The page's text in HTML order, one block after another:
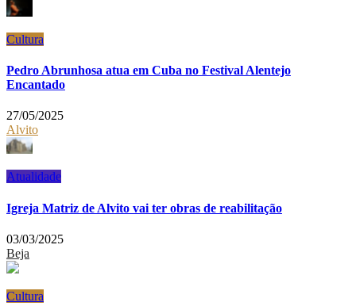
Cultura
Pedro Abrunhosa atua em Cuba no Festival Alentejo
Encantado
27/05/2025
Alvito
Atualidade
Igreja Matriz de Alvito vai ter obras de reabilitação
03/03/2025
Beja
Cultura